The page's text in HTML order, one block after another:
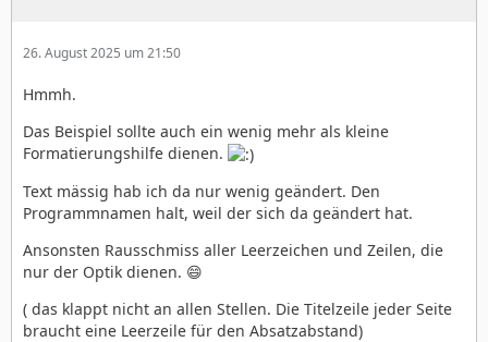
26. August 2025 um 21:50
Hmmh.
Das Beispiel sollte auch ein wenig mehr als kleine
Formatierungshilfe dienen.
Text mässig hab ich da nur wenig geändert. Den
Programmnamen halt, weil der sich da geändert hat.
Ansonsten Rausschmiss aller Leerzeichen und Zeilen, die
nur der Optik dienen. 😄
( das klappt nicht an allen Stellen. Die Titelzeile jeder Seite
braucht eine Leerzeile für den Absatzabstand)